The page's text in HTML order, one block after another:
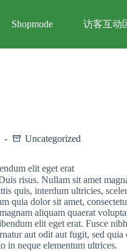
Shopmode 访客互动
Uncategorized
elit eget erat
risus. Nullam sit amet
quis, interdum ultricies,
quia dolor sit amet,
aliquam quaerat
elit eget erat. Fusce
aut odit aut fugit, sed
in neque elementum ultrices.